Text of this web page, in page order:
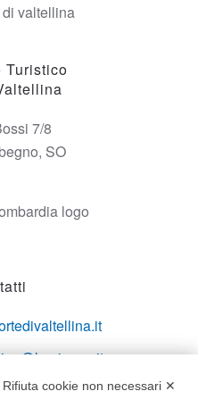
Turistico
7/8
SO
601140
Rifiuta cookie non necessari ✕